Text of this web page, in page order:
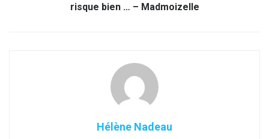
risque bien … – Madmoizelle
Hélène Nadeau